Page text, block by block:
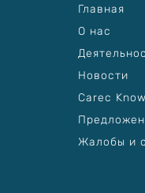
Главная
О нас
Новости
Carec
Жалобы и